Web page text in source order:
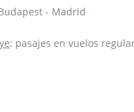
- Madrid
: pasajes en vuelos